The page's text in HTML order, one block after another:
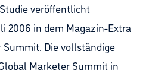
veröffentlicht
2006 in dem Magazin-Extra
Die vollständige
Marketer Summit in